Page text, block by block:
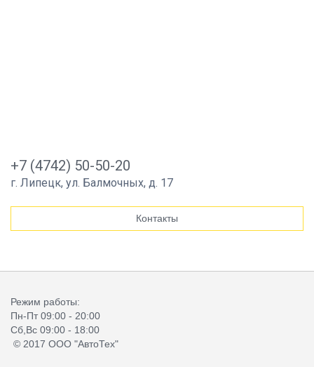
+7 (4742) 50-50-20
г. Липецк, ул. Балмочных, д. 17
Контакты
Режим работы:
Пн-Пт 09:00 - 20:00
Сб,Вс 09:00 - 18:00
© 2017 ООО "АвтоТех"